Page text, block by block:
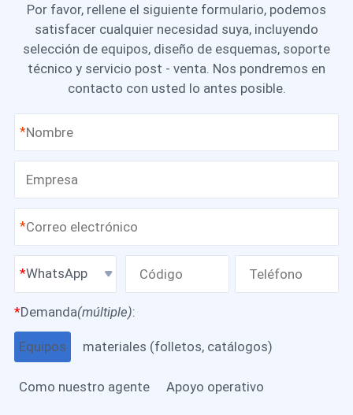
Por favor, rellene el siguiente formulario, podemos
satisfacer cualquier necesidad suya, incluyendo
selección de equipos, diseño de esquemas, soporte
técnico y servicio post - venta. Nos pondremos en
contacto con usted lo antes posible.
*
*
WhatsApp
*Demanda(múltiple):
Equipos materiales (folletos, catálogos)
Como nuestro agente Apoyo operativo